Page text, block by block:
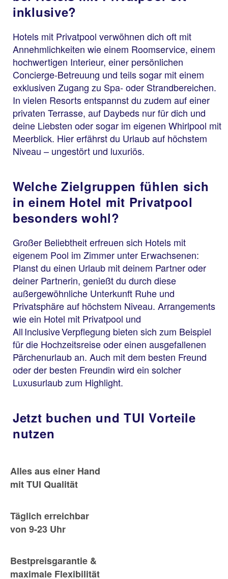
inklusive?
Hotels mit Privatpool verwöhnen dich oft mit
Annehmlichkeiten wie einem Roomservice, einem
hochwertigen Interieur, einer persönlichen
Concierge-Betreuung und teils sogar mit einem
exklusiven Zugang zu Spa- oder Strandbereichen.
In vielen Resorts entspannst du zudem auf einer
privaten Terrasse, auf Daybeds nur für dich und
deine Liebsten oder sogar im eigenen Whirlpool mit
Meerblick. Hier erfährst du Urlaub auf höchstem
Niveau – ungestört und luxuriös.
Welche Zielgruppen fühlen sich
in einem Hotel mit Privatpool
besonders wohl?
Großer Beliebtheit erfreuen sich Hotels mit
eigenem Pool im Zimmer unter Erwachsenen:
Planst du einen Urlaub mit deinem Partner oder
deiner Partnerin, genießt du durch diese
außergewöhnliche Unterkunft Ruhe und
Privatsphäre auf höchstem Niveau. Arrangements
wie ein Hotel mit Privatpool und
All Inclusive Verpflegung bieten sich zum Beispiel
für die Hochzeitsreise oder einen ausgefallenen
Pärchenurlaub an. Auch mit dem besten Freund
oder der besten Freundin wird ein solcher
Luxusurlaub zum Highlight.
Jetzt buchen und TUI Vorteile
nutzen
Alles aus einer Hand
mit TUI Qualität
Täglich erreichbar
von 9-23 Uhr
Bestpreisgarantie &
maximale Flexibilität